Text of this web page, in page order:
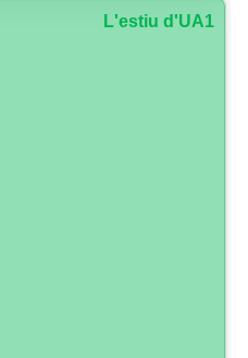
L'estiu d'UA1